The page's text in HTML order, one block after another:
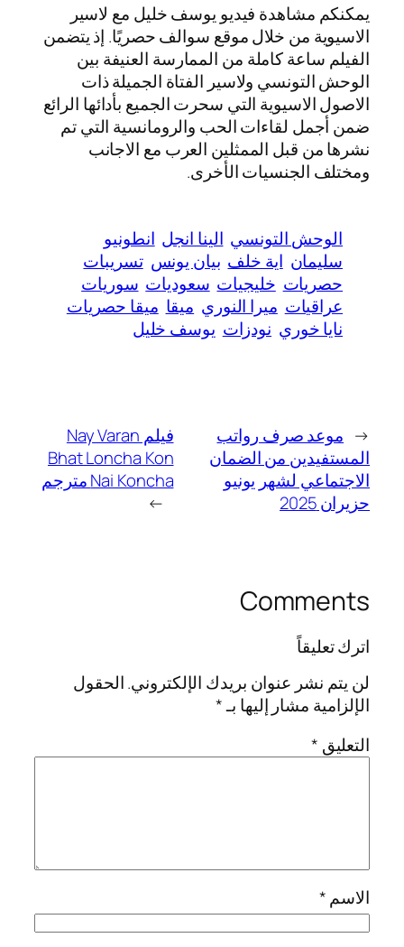
يمكنكم مشاهدة فيديو يوسف خليل مع لاسير
الاسيوية من خلال موقع سوالف حصريًا. إذ يتضمن
الفيلم ساعة كاملة من الممارسة العنيفة بين
الوحش التونسي ولاسير الفتاة الجميلة ذات
الاصول الاسيوية التي سحرت الجميع بأدائها الرائع
ضمن أجمل لقاءات الحب والرومانسية التي تم
نشرها من قبل الممثلين العرب مع الاجانب
ومختلف الجنسيات الأخرى.
الوحش التونسي الينا انجل انطونيو
سليمان اية خلف بيان يونس تسريبات
حصريات خليجيات سعوديات سوريات
عراقيات ميرا النوري ميقا ميقا حصريات
نايا خوري نودزات يوسف خليل
← موعد صرف رواتب
المستفيدين من الضمان
الاجتماعي لشهر يونيو
حزيران 2025
فيلم Nay Varan
Bhat Loncha Kon
Nai Koncha مترجم
→
Comments
اترك تعليقاً
لن يتم نشر عنوان بريدك الإلكتروني.الحقول
الإلزامية مشار إليها بـ*
التعليق *
الاسم*